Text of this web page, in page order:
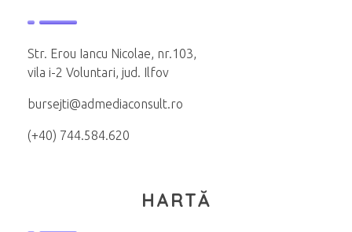
Str. Erou Iancu Nicolae, nr.103,
vila i-2 Voluntari, jud. Ilfov
bursejti@admediaconsult.ro
(+40) 744.584.620
HARTĂ